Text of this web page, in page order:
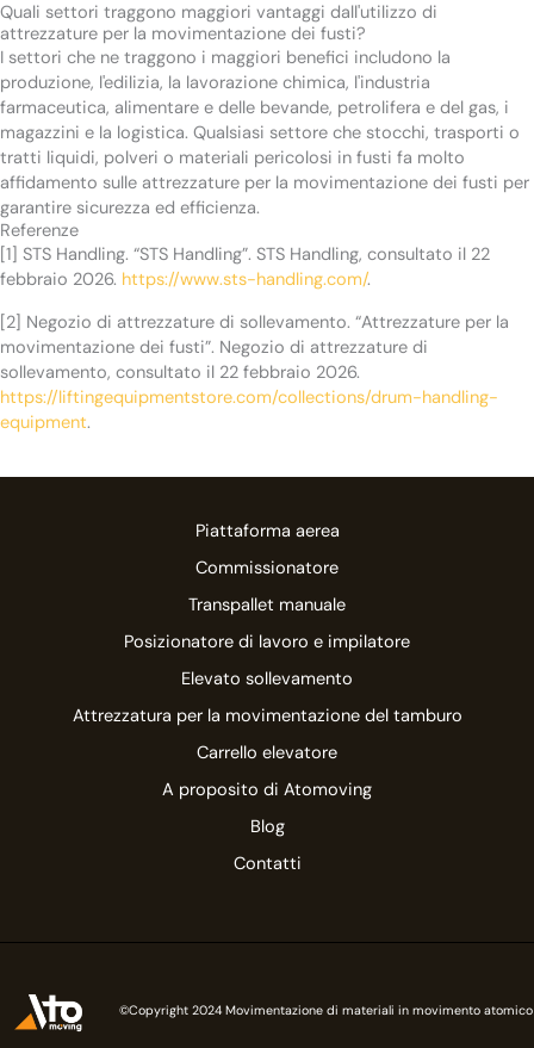
Quali settori traggono maggiori vantaggi dall'utilizzo di
attrezzature per la movimentazione dei fusti?
I settori che ne traggono i maggiori benefici includono la
produzione, l'edilizia, la lavorazione chimica, l'industria
farmaceutica, alimentare e delle bevande, petrolifera e del gas, i
magazzini e la logistica. Qualsiasi settore che stocchi, trasporti o
tratti liquidi, polveri o materiali pericolosi in fusti fa molto
affidamento sulle attrezzature per la movimentazione dei fusti per
garantire sicurezza ed efficienza.
Referenze
[1] STS Handling. “STS Handling”. STS Handling, consultato il 22
febbraio 2026. https://www.sts-handling.com/.
[2] Negozio di attrezzature di sollevamento. “Attrezzature per la
movimentazione dei fusti”. Negozio di attrezzature di
sollevamento, consultato il 22 febbraio 2026.
https://liftingequipmentstore.com/collections/drum-handling-
equipment.
Piattaforma aerea
Commissionatore
Transpallet manuale
Posizionatore di lavoro e impilatore
Elevato sollevamento
Attrezzatura per la movimentazione del tamburo
Carrello elevatore
A proposito di Atomoving
Blog
Contatti
©Copyright 2024 Movimentazione di materiali in movimento atomico